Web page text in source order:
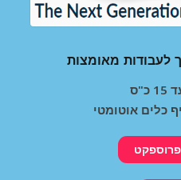
לעבודות מאומצות
כלים אוטומטי